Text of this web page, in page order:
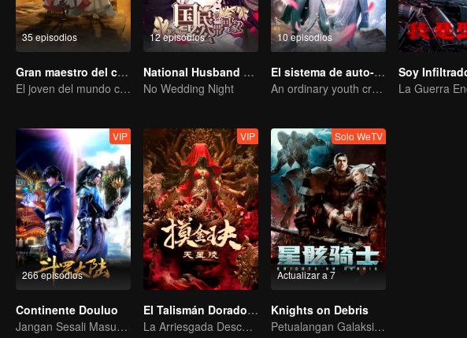
35 episodios
Gran maestro del cultivo demoníaco
El joven del mundo celestial erradica males por el pueblo
12 episodios
National Husband Bring Home SS1
No Wedding Night
10 episodios
El sistema de auto-salvación del villano escoria
An ordinary youth crossing as a villain into the book and abusing the hero!
Soy
266 episodios
VIP
Continente Douluo
Jangan Sesali Masuk Gerbang Tang di Kehidupan Ini
VIP
El Talismán Dorado: La Tumba Estelar
La Arriesgada Descodificación de Hu Bayi
Actualizar a 7
Solo WeTV
Knights on Debris
Petualangan Galaksi, Pertempuran Berdarah di Puing-Puing!